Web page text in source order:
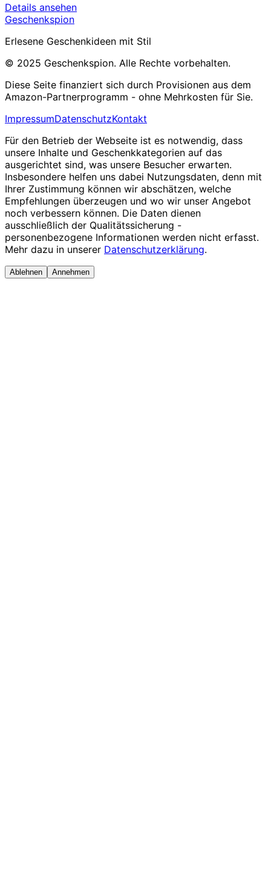
Details ansehen
Geschenkspion
Erlesene Geschenkideen mit Stil
© 2025 Geschenkspion. Alle Rechte vorbehalten.
Diese Seite finanziert sich durch Provisionen aus dem
Amazon-Partnerprogramm - ohne Mehrkosten für Sie.
ImpressumDatenschutzKontakt
Für den Betrieb der Webseite ist es notwendig, dass
unsere Inhalte und Geschenkkategorien auf das
ausgerichtet sind, was unsere Besucher erwarten.
Insbesondere helfen uns dabei Nutzungsdaten, denn mit
Ihrer Zustimmung können wir abschätzen, welche
Empfehlungen überzeugen und wo wir unser Angebot
noch verbessern können. Die Daten dienen
ausschließlich der Qualitätssicherung -
personenbezogene Informationen werden nicht erfasst.
Mehr dazu in unserer Datenschutzerklärung.
Ablehnen Annehmen